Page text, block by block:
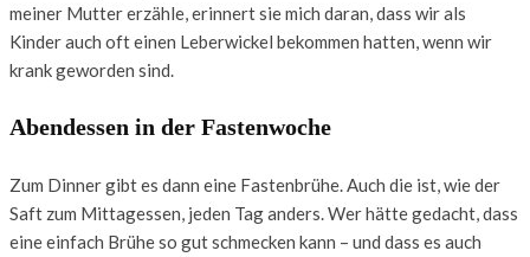
meiner Mutter erzähle, erinnert sie mich daran, dass wir als
Kinder auch oft einen Leberwickel bekommen hatten, wenn wir
krank geworden sind.
Abendessen in der Fastenwoche
Zum Dinner gibt es dann eine Fastenbrühe. Auch die ist, wie der
Saft zum Mittagessen, jeden Tag anders. Wer hätte gedacht, dass
eine einfach Brühe so gut schmecken kann – und dass es auch